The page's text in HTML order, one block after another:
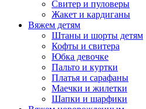
Свитер и пуловеры
Жакет и кардиганы
Вяжем детям
Штаны и шорты детям
Кофты и свитера
Юбка девочке
Пальто и куртки
Платья и сарафаны
Маечки и жилетки
Шапки и шарфики